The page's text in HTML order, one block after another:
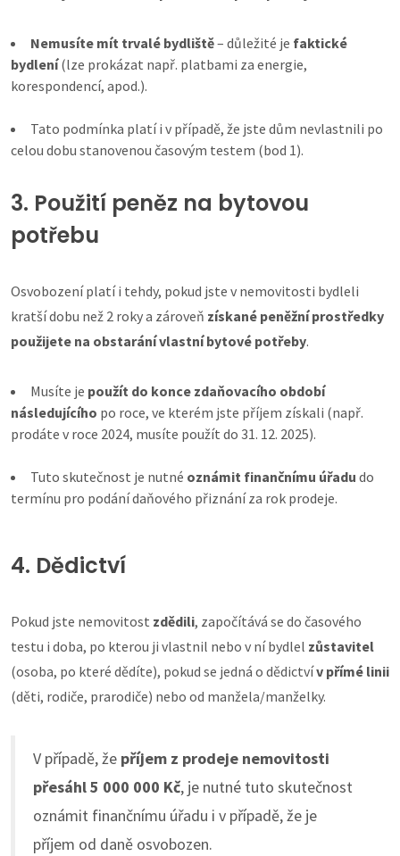
Nemusíte mít trvalé bydliště– důležité je faktické
bydlení(lze prokázat např. platbami za energie,
korespondencí, apod.).
Tato podmínka platí i v případě, že jste dům nevlastnili po
celou dobu stanovenou časovým testem (bod 1).
3. Použití peněz na bytovou
potřebu
Osvobození platí i tehdy, pokud jste v nemovitosti bydleli
kratší dobu než 2 roky a zároveň získané peněžní prostředky
použijete na obstarání vlastní bytové potřeby.
Musíte je použít do konce zdaňovacího období
následujícího po roce, ve kterém jste příjem získali (např.
prodáte v roce 2024, musíte použít do 31. 12. 2025).
Tuto skutečnost je nutné oznámit finančnímu úřadu do
termínu pro podání daňového přiznání za rok prodeje.
4. Dědictví
Pokud jste nemovitost zdědili, započítává se do časového
testu i doba, po kterou ji vlastnil nebo v ní bydlel zůstavitel
(osoba, po které dědíte), pokud se jedná o dědictvív přímé linii
(děti, rodiče, prarodiče) nebo od manžela/manželky.
V případě, že příjem z prodeje nemovitosti
přesáhl 5 000 000 Kč, je nutné tuto skutečnost
oznámit finančnímu úřadu i v případě, že je
příjem od daně osvobozen.